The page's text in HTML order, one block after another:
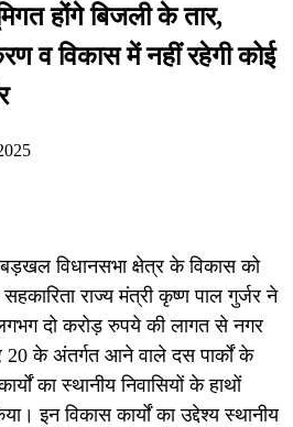
होंगे बिजली के तार,
व विकास में नहीं रहेगी कोई
विधानसभा क्षेत्र के विकास को
राज्य मंत्री कृष्ण पाल गुर्जर ने
दो करोड़ रुपये की लागत से नगर
20 के अंतर्गत आने वाले दस पार्कों के
का स्थानीय निवासियों के हाथों
इन विकास कार्यों का उद्देश्य स्थानीय